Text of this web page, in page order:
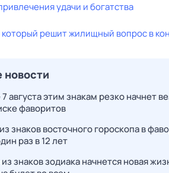
удачи и богатства
который решит жилищный вопрос в
новости
августа этим знакам резко начнет
фаворитов
знаков восточного гороскопа в
раз в 12 лет
знаков зодиака начнется новая